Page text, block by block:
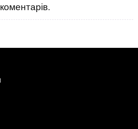
коментарів.